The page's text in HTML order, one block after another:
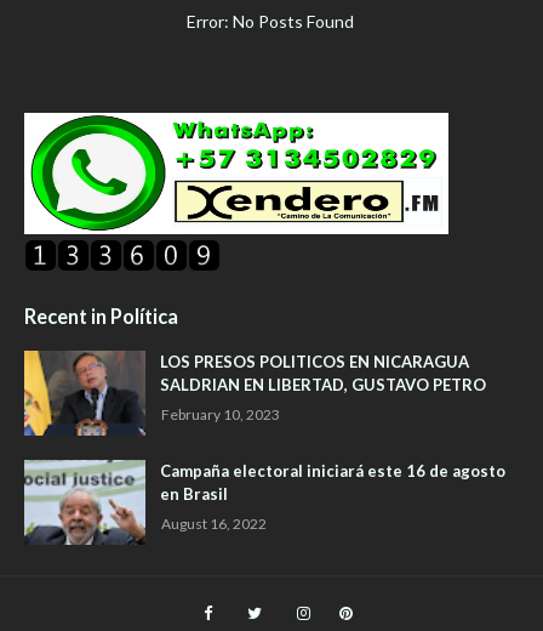
Error: No Posts Found
Recent in Política
LOS PRESOS POLITICOS EN NICARAGUA
SALDRIAN EN LIBERTAD, GUSTAVO PETRO
February 10, 2023
Campaña electoral iniciará este 16 de agosto
en Brasil
August 16, 2022